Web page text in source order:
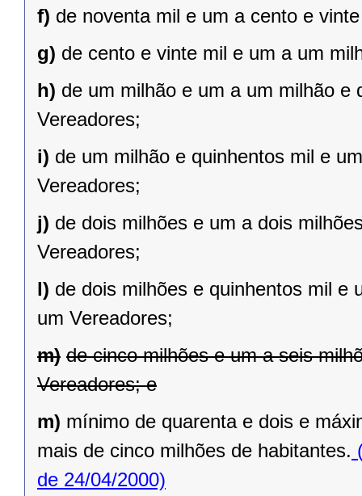
f) de noventa mil e um a cento e
g) de cento e vinte mil e um a um
h) de um milhão e um a um milhão e
Vereadores;
i) de um milhão e quinhentos mil e
Vereadores;
j) de dois milhões e um a dois
Vereadores;
l) de dois milhões e quinhentos mil e
um Vereadores;
m) de cinco milhões e um a seis
Vereadores; e
m) mínimo de quarenta e dois e
mais de cinco milhões de habitantes.
de 24/04/2000)